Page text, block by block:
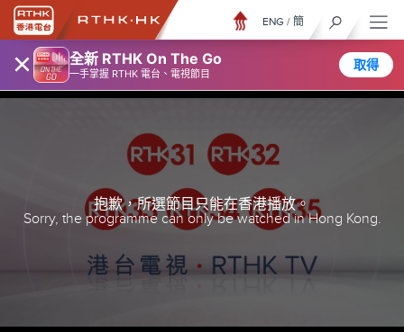
× 全新 RTHK On The Go
一手掌握 RTHK 電台、電視節目
取得
ENG / 簡
抱歉，所選節目只能在香港播放。
Sorry, the programme can only be watched in Hong Kong.